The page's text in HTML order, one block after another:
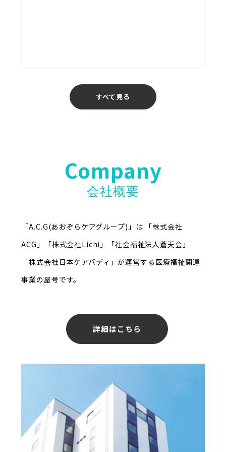
すべて見る
Company
会社概要
「A.C.G(あおぞらケアグループ)」は 「株式会社
ACG」「株式会社Lichi」「社会福祉法人蒼天会」
「株式会社日本ケアバディ」が運営する医療福祉関連
事業の屋号です。
詳細はこちら